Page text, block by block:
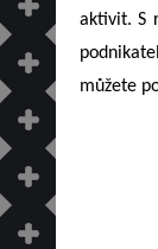
aktivit. S
můžete